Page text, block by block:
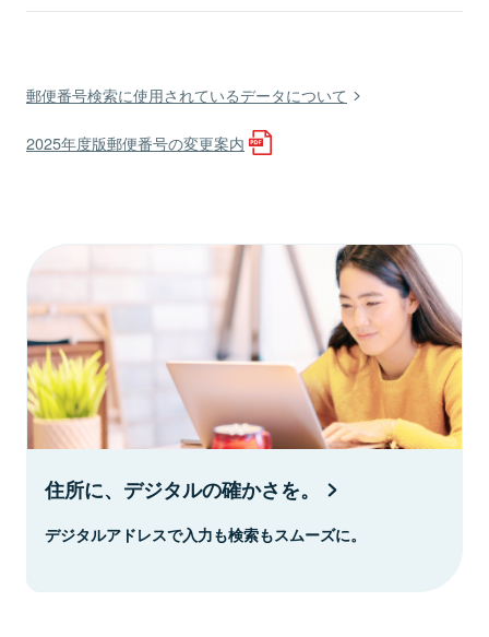
郵便番号検索に使用されているデータについて
2025年度版郵便番号の変更案内
住所に、デジタルの確かさを。
デジタルアドレスで入力も検索もスムーズに。